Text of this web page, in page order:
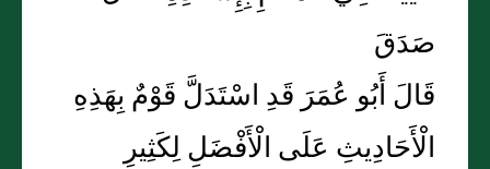
صَدَقَ
قَالَ أَبُو عُمَرَ قَدِ اسْتَدَلَّ قَوْمٌ بِهَذِهِ
الْأَحَادِيثِ عَلَى الْأَفْضَلِ لِكَثِيرِ